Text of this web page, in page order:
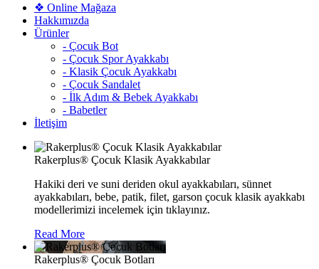
❖ Online Mağaza
Hakkımızda
Ürünler
- Çocuk Bot
- Çocuk Spor Ayakkabı
- Klasik Çocuk Ayakkabı
- Çocuk Sandalet
- İlk Adım & Bebek Ayakkabı
- Babetler
İletişim
Rakerplus® Çocuk Klasik Ayakkabılar
Hakiki deri ve suni deriden okul ayakkabıları, sünnet
ayakkabıları, bebe, patik, filet, garson çocuk klasik ayakkabı
modellerimizi incelemek için tıklayınız.
Read More
Rakerplus® Çocuk Botları